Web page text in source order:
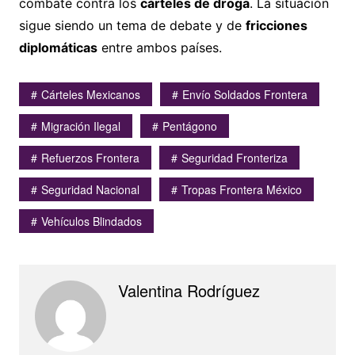
combate contra los cárteles de droga. La situación
sigue siendo un tema de debate y de fricciones
diplomáticasentre ambos países.
Cárteles Mexicanos
Envío Soldados Frontera
Migración Ilegal
Pentágono
Refuerzos Frontera
Seguridad Fronteriza
Seguridad Nacional
Tropas Frontera México
Vehículos Blindados
Valentina Rodríguez